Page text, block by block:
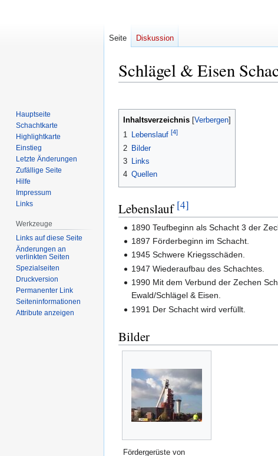
Schlägel & Eisen
Navigation
springen
Suche
springen
Inhaltsverzeichnis
1 Lebenslauf [4]
2 Bilder
3 Links
4 Quellen
Lebenslauf [4]
1890 Teufbeginn als Schacht 3 der
1897 Förderbeginn im Schacht.
1945 Schwere Kriegsschäden.
1947 Wiederaufbau des Schachtes.
1990 Mit dem Verbund der Zechen
Ewald/Schlägel & Eisen.
1991 Der Schacht wird verfüllt.
Bilder
Fördergerüste von
Seite Diskussion
Hauptseite
Schachtkarte
Highlightkarte
Einstieg
Letzte Änderungen
Zufällige Seite
Hilfe
Impressum
Links
Werkzeuge
Links auf diese Seite
Änderungen an
verlinkten Seiten
Spezialseiten
Druckversion
Permanenter Link
Seiten­­informationen
Attribute anzeigen